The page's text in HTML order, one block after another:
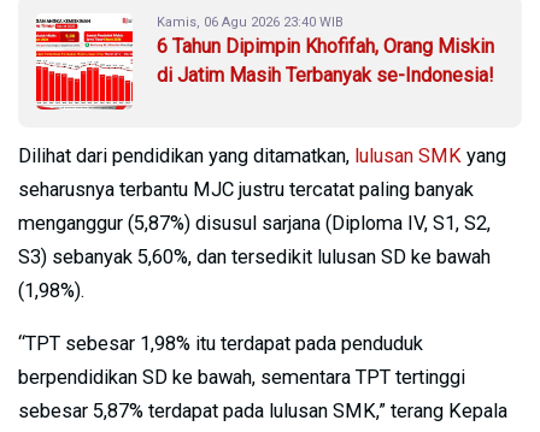
Kamis, 06 Agu 2026 23:40 WIB
6 Tahun Dipimpin Khofifah, Orang Miskin
di Jatim Masih Terbanyak se-Indonesia!
Dilihat dari pendidikan yang ditamatkan, lulusan SMK yang
seharusnya terbantu MJC justru tercatat paling banyak
menganggur (5,87%) disusul sarjana (Diploma IV, S1, S2,
S3) sebanyak 5,60%, dan tersedikit lulusan SD ke bawah
(1,98%).
“TPT sebesar 1,98% itu terdapat pada penduduk
berpendidikan SD ke bawah, sementara TPT tertinggi
sebesar 5,87% terdapat pada lulusan SMK,” terang Kepala